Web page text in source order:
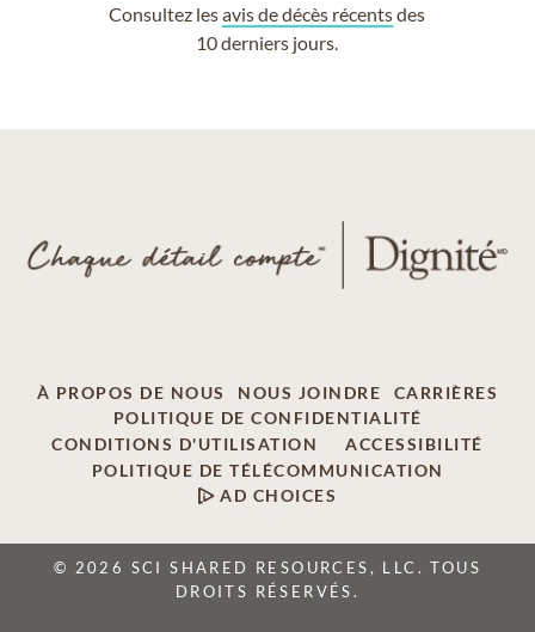
Consultez lesavis de décès récentsdes
10 derniers jours.
À PROPOS DE NOUS NOUS JOINDRE
CARRIÈRES
POLITIQUE DE CONFIDENTIALITÉ
CONDITIONS D'UTILISATION
ACCESSIBILITÉ
POLITIQUE DE TÉLÉCOMMUNICATION
AD CHOICES
© 2026 SCI SHARED RESOURCES, LLC. TOUS
DROITS RÉSERVÉS.